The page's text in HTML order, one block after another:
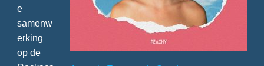
e
samenw
erking
op de